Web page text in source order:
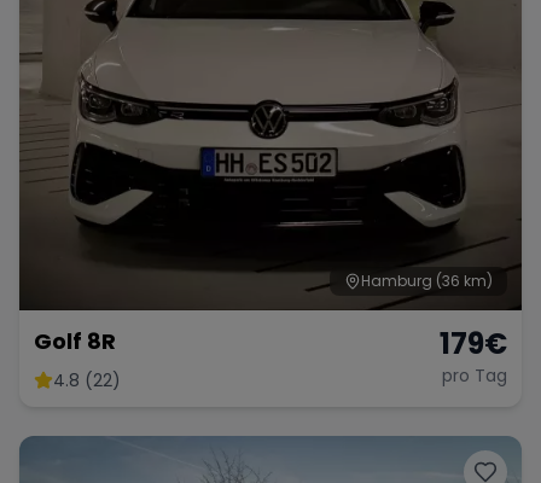
Hamburg (36 km)
Golf 8R
4.8 (22)
179€
pro Tag